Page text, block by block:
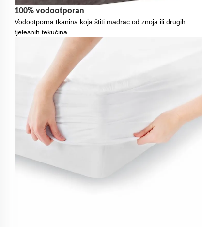
100% vodootporan
Vodootporna tkanina koja štiti madrac od znoja ili drugih
tjelesnih tekućina.